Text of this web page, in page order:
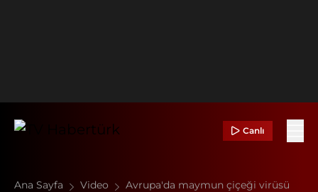
Canlı
Ana Sayfa Video
Avrupa'da maymun çiçeği virüsü